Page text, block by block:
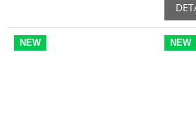
NEW NEW